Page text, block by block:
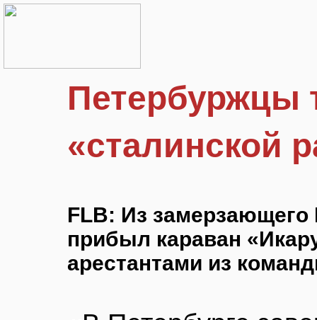
Петербуржцы
«сталинской
FLB: Из замерзающего
прибыл караван
арестантами из